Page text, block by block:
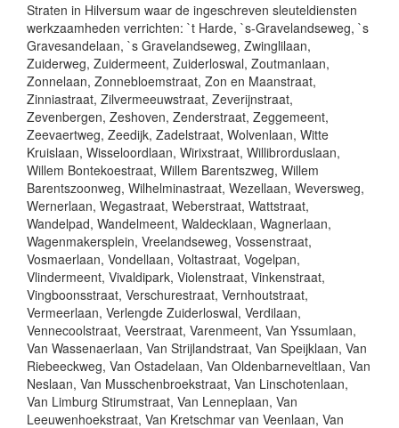
Straten in Hilversum waar de ingeschreven sleuteldiensten
werkzaamheden verrichten: `t Harde, `s-Gravelandseweg, `s
Gravesandelaan, `s Gravelandseweg, Zwinglilaan,
Zuiderweg, Zuidermeent, Zuiderloswal, Zoutmanlaan,
Zonnelaan, Zonnebloemstraat, Zon en Maanstraat,
Zinniastraat, Zilvermeeuwstraat, Zeverijnstraat,
Zevenbergen, Zeshoven, Zenderstraat, Zeggemeent,
Zeevaertweg, Zeedijk, Zadelstraat, Wolvenlaan, Witte
Kruislaan, Wisseloordlaan, Wirixstraat, Willibrorduslaan,
Willem Bontekoestraat, Willem Barentszweg, Willem
Barentszoonweg, Wilhelminastraat, Wezellaan, Weversweg,
Wernerlaan, Wegastraat, Weberstraat, Wattstraat,
Wandelpad, Wandelmeent, Waldecklaan, Wagnerlaan,
Wagenmakersplein, Vreelandseweg, Vossenstraat,
Vosmaerlaan, Vondellaan, Voltastraat, Vogelpan,
Vlindermeent, Vivaldipark, Violenstraat, Vinkenstraat,
Vingboonsstraat, Verschurestraat, Vernhoutstraat,
Vermeerlaan, Verlengde Zuiderloswal, Verdilaan,
Vennecoolstraat, Veerstraat, Varenmeent, Van Yssumlaan,
Van Wassenaerlaan, Van Strijlandstraat, Van Speijklaan, Van
Riebeeckweg, Van Ostadelaan, Van Oldenbarneveltlaan, Van
Neslaan, Van Musschenbroekstraat, Van Linschotenlaan,
Van Limburg Stirumstraat, Van Lenneplaan, Van
Leeuwenhoekstraat, Van Kretschmar van Veenlaan, Van